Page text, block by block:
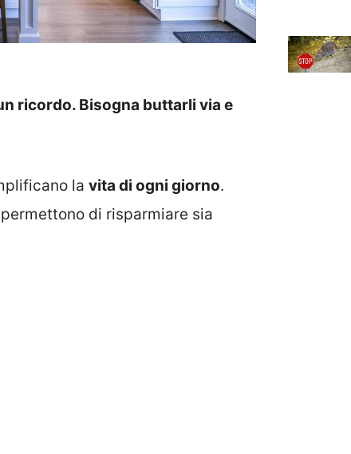
ricordo. Bisogna buttarli via e
la vita di ogni giorno.
di risparmiare sia